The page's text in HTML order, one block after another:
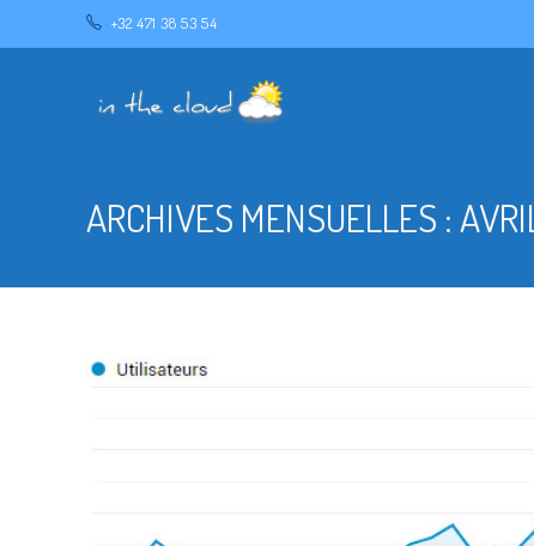
+32 471 38 53 54
ARCHIVES MENSUELLES :